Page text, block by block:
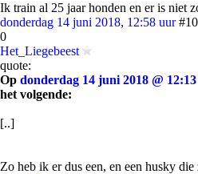
Ik train al 25 jaar honden en er is niet
donderdag 14 juni 2018, 12:58 uur
0
Het_Liegebeest
quote:
Op donderdag 14 juni 2018 @ 12:13
het volgende:
[..]
Zo heb ik er dus een, en een husky